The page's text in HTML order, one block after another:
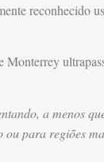
reconhecido
a menos
ou para regiões